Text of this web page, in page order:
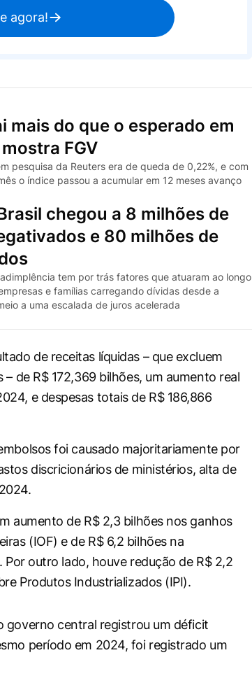
agora!
mais do que o esperado em
FGV
pesquisa da Reuters era de queda de 0,22%, e com
o índice passou a acumular em 12 meses avanço
chegou a 8 milhões de
e 80 milhões de
tem por trás fatores que atuaram ao longo
e famílias carregando dívidas desde a
a uma escalada de juros acelerada
de receitas líquidas – que excluem
de R$ 172,369 bilhões, um aumento real
e despesas totais de R$ 186,866
foi causado majoritariamente por
discricionários de ministérios, alta de
aumento de R$ 2,3 bilhões nos ganhos
(IOF) e de R$ 6,2 bilhões na
outro lado, houve redução de R$ 2,2
Produtos Industrializados (IPI).
governo central registrou um déficit
período em 2024, foi registrado um